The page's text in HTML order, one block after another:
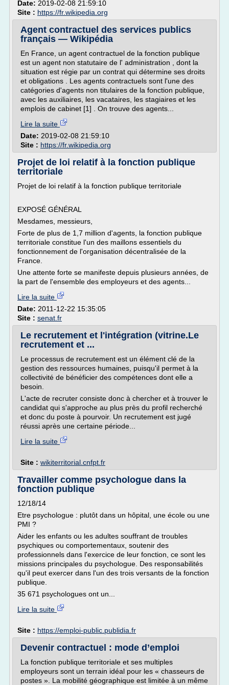
Date: 2019-02-08 21:59:10
Site : https://fr.wikipedia.org
Agent contractuel des services publics
français — Wikipédia
En France, un agent contractuel de la fonction publique
est un agent non statutaire de l' administration , dont la
situation est régie par un contrat qui détermine ses droits
et obligations . Les agents contractuels sont l'une des
catégories d'agents non titulaires de la fonction publique,
avec les auxiliaires, les vacataires, les stagiaires et les
emplois de cabinet [1] . On trouve des agents...
Lire la suite
Date: 2019-02-08 21:59:10
Site : https://fr.wikipedia.org
Projet de loi relatif à la fonction publique
territoriale
Projet de loi relatif à la fonction publique territoriale
EXPOSÉ GÉNÉRAL
Mesdames, messieurs,
Forte de plus de 1,7 million d'agents, la fonction publique
territoriale constitue l'un des maillons essentiels du
fonctionnement de l'organisation décentralisée de la
France.
Une attente forte se manifeste depuis plusieurs années, de
la part de l'ensemble des employeurs et des agents...
Lire la suite
Date: 2011-12-22 15:35:05
Site : senat.fr
Le recrutement et l'intégration (vitrine.Le
recrutement et ...
Le processus de recrutement est un élément clé de la
gestion des ressources humaines, puisqu'il permet à la
collectivité de bénéficier des compétences dont elle a
besoin.
L'acte de recruter consiste donc à chercher et à trouver le
candidat qui s'approche au plus près du profil recherché
et donc du poste à pourvoir. Un recrutement est jugé
réussi après une certaine période...
Lire la suite
Site : wikiterritorial.cnfpt.fr
Travailler comme psychologue dans la
fonction publique
12/18/14
Etre psychologue : plutôt dans un hôpital, une école ou une
PMI ?
Aider les enfants ou les adultes souffrant de troubles
psychiques ou comportementaux, soutenir des
professionnels dans l'exercice de leur fonction, ce sont les
missions principales du psychologue. Des responsabilités
qu'il peut exercer dans l'un des trois versants de la fonction
publique.
35 671 psychologues ont un...
Lire la suite
Site : https://emploi-public.publidia.fr
Devenir contractuel : mode d’emploi
La fonction publique territoriale et ses multiples
employeurs sont un terrain idéal pour les « chasseurs de
postes ». La mobilité géographique est limitée à un même